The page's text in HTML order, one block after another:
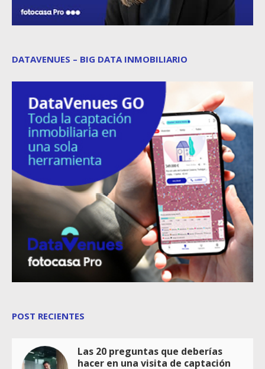
DATAVENUES – BIG DATA INMOBILIARIO
POST RECIENTES
Las 20 preguntas que deberías
hacer en una visita de captación